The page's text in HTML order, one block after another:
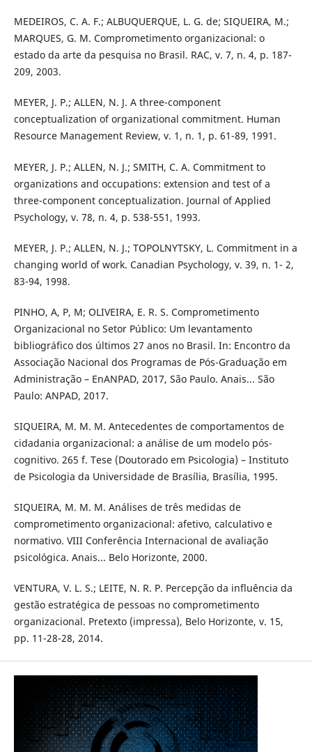
MEDEIROS, C. A. F.; ALBUQUERQUE, L. G. de; SIQUEIRA, M.;
MARQUES, G. M. Comprometimento organizacional: o
estado da arte da pesquisa no Brasil. RAC, v. 7, n. 4, p. 187-
209, 2003.
MEYER, J. P.; ALLEN, N. J. A three-component
conceptualization of organizational commitment. Human
Resource Management Review, v. 1, n. 1, p. 61-89, 1991.
MEYER, J. P.; ALLEN, N. J.; SMITH, C. A. Commitment to
organizations and occupations: extension and test of a
three-component conceptualization. Journal of Applied
Psychology, v. 78, n. 4, p. 538-551, 1993.
MEYER, J. P.; ALLEN, N. J.; TOPOLNYTSKY, L. Commitment in a
changing world of work. Canadian Psychology, v. 39, n. 1- 2,
83-94, 1998.
PINHO, A, P, M; OLIVEIRA, E. R. S. Comprometimento
Organizacional no Setor Público: Um levantamento
bibliográfico dos últimos 27 anos no Brasil. In: Encontro da
Associação Nacional dos Programas de Pós-Graduação em
Administração – EnANPAD, 2017, São Paulo. Anais... São
Paulo: ANPAD, 2017.
SIQUEIRA, M. M. M. Antecedentes de comportamentos de
cidadania organizacional: a análise de um modelo pós-
cognitivo. 265 f. Tese (Doutorado em Psicologia) – Instituto
de Psicologia da Universidade de Brasília, Brasília, 1995.
SIQUEIRA, M. M. M. Análises de três medidas de
comprometimento organizacional: afetivo, calculativo e
normativo. VIII Conferência Internacional de avaliação
psicológica. Anais... Belo Horizonte, 2000.
VENTURA, V. L. S.; LEITE, N. R. P. Percepção da influência da
gestão estratégica de pessoas no comprometimento
organizacional. Pretexto (impressa), Belo Horizonte, v. 15,
pp. 11-28-28, 2014.